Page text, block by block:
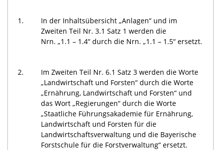
1.
In der Inhaltsübersicht „Anlagen“ und im
Zweiten Teil Nr. 3.1 Satz 1 werden die
Nrn. „1.1 – 1.4“ durch die Nrn. „1.1 – 1.5“ ersetzt.
2.
Im Zweiten Teil Nr. 6.1 Satz 3 werden die Worte
„Landwirtschaft und Forsten“ durch die Worte
„Ernährung, Landwirtschaft und Forsten“ und
das Wort „Regierungen“ durch die Worte
„Staatliche Führungsakademie für Ernährung,
Landwirtschaft und Forsten für die
Landwirtschaftsverwaltung und die Bayerische
Forstschule für die Forstverwaltung“ ersetzt.